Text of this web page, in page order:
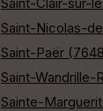
Saint-Nicolas-
Saint-Paër
Saint-Wandrille-
Sainte-